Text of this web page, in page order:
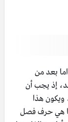
بعد من
إذ يجب أن
ويكون هذا
هي حرف فصل